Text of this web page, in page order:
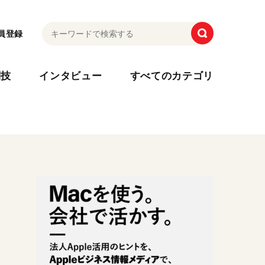
登録
インタビュー すべてのカテゴリ